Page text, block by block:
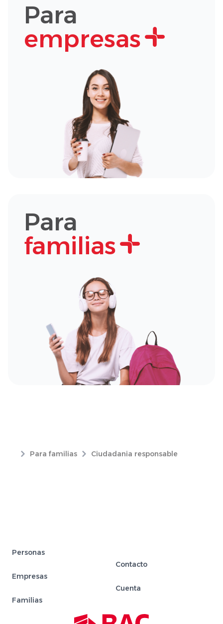
Para
empresas
Para
familias
Para familias Ciudadania responsable
Personas
Empresas
Familias
Contacto
Cuenta